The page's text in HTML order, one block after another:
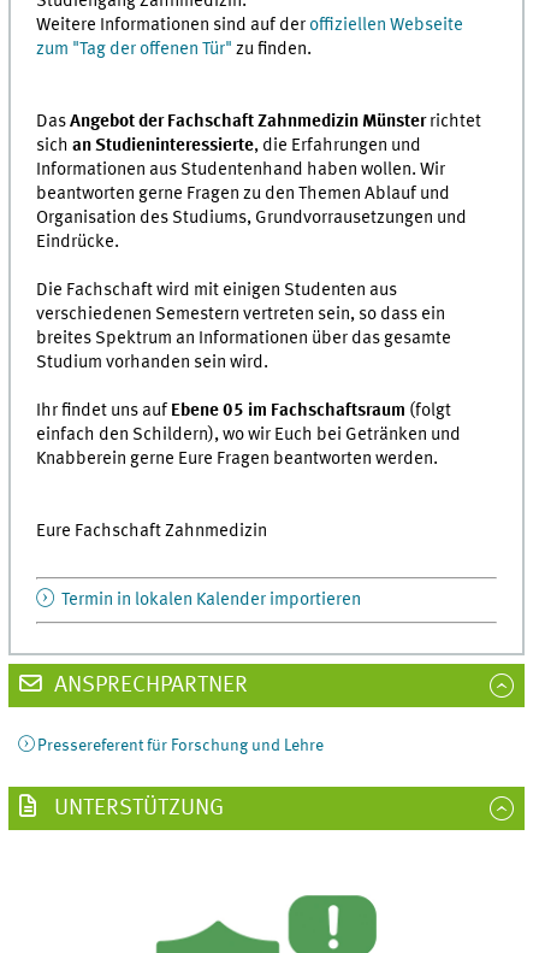
Weitere Informationen sind auf der offiziellen Webseite
zum "Tag der offenen Tür" zu finden.
DasAngebot der Fachschaft Zahnmedizin Münsterrichtet
sichan Studieninteressierte, die Erfahrungen und
Informationen aus Studentenhand haben wollen. Wir
beantworten gerne Fragen zu den Themen Ablauf und
Organisation des Studiums, Grundvorrausetzungen und
Eindrücke.
Die Fachschaft wird mit einigen Studenten aus
verschiedenen Semestern vertreten sein, so dass ein
breites Spektrum an Informationen über das gesamte
Studium vorhanden sein wird.
Ihr findet uns auf Ebene 05 im Fachschaftsraum (folgt
einfach den Schildern), wo wir Euch bei Getränken und
Knabberein gerne Eure Fragen beantworten werden.
Eure Fachschaft Zahnmedizin
Termin in lokalen Kalender importieren
ANSPRECHPARTNER
Pressereferent für Forschung und Lehre
UNTERSTÜTZUNG